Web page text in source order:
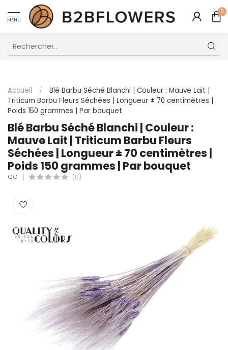
MENU
0
Accueil /
Blé Barbu Séché Blanchi | Couleur : Mauve Lait |
Triticum Barbu Fleurs Séchées | Longueur ± 70 centimètres |
Poids 150 grammes | Par bouquet
Blé Barbu Séché Blanchi | Couleur :
Mauve Lait | Triticum Barbu Fleurs
Séchées | Longueur ± 70 centimètres |
Poids 150 grammes | Par bouquet
QC (0)